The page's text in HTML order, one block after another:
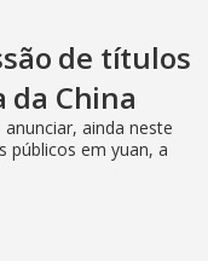
de títulos
da China
ainda neste
públicos em yuan, a